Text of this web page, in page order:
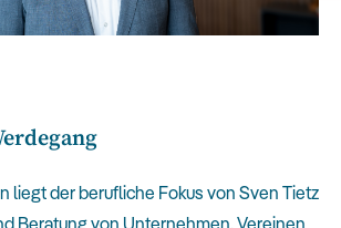
liegt der berufliche Fokus von Sven Tietz
Beratung von Unternehmen, Vereinen